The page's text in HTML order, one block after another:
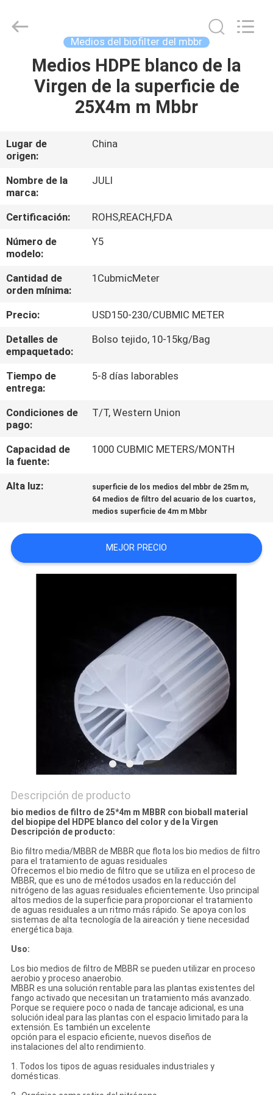
CASA
SOBRE
NOSOTROS
RECORRIDO
POR
FÁBRICA
CONTROL
DE
CALIDAD
CONTACTA
CON
NOSOTROS
SOLICITAR
MAPA
DEL
PRIVACIDAD
CO.,LTD.
Medios del biofilter del mbbr
Medios HDPE blanco de la
Virgen de la superficie de
25X4m m Mbbr
Lugar de
origen:
China
Nombre de la
marca:
JULI
Certificación:
ROHS,REACH,FDA
Número de
modelo:
Y5
Cantidad de
orden mínima:
1CubmicMeter
Precio:
USD150-230/CUBMIC METER
Detalles de
empaquetado:
Bolso tejido, 10-15kg/Bag
Tiempo de
entrega:
5-8 días laborables
Condiciones de
pago:
T/T, Western Union
Capacidad de
la fuente:
1000 CUBMIC METERS/MONTH
Alta luz: superficie de los medios del mbbr de 25m m,
64 medios de filtro del acuario de los cuartos,
medios superficie de 4m m Mbbr
MEJOR PRECIO
Descripción de producto
bio medios de filtro de 25*4m m MBBR con bioball material
del biopipe del HDPE blanco del color y de la Virgen
Descripción de producto:
Bio filtro media/MBBR de MBBR que flota los bio medios de filtro
para el tratamiento de aguas residuales
Ofrecemos el bio medio de filtro que se utiliza en el proceso de
MBBR, que es uno de métodos usados en la reducción del
nitrógeno de las aguas residuales eficientemente. Uso principal
altos medios de la superficie para proporcionar el tratamiento
de aguas residuales a un ritmo más rápido. Se apoya con los
sistemas de alta tecnología de la aireación y tiene necesidad
energética baja.
Uso:
Los bio medios de filtro de MBBR se pueden utilizar en proceso
aerobio y proceso anaerobio.
MBBR es una solución rentable para las plantas existentes del
fango activado que necesitan un tratamiento más avanzado.
Porque se requiere poco o nada de tancaje adicional, es una
solución ideal para las plantas con el espacio limitado para la
extensión. Es también un excelente
opción para el espacio eficiente, nuevos diseños de
instalaciones del alto rendimiento.
1. Todos los tipos de aguas residuales industriales y
domésticas.